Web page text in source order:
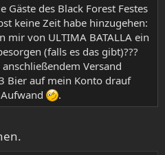
Gäste des Black Forest Festes
keine Zeit habe hinzugehen:
mir von ULTIMA BATALLA ein
(falls es das gibt)???
Versand
Bier auf mein Konto drauf
.